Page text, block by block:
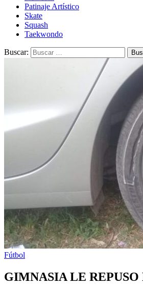
Patinaje Artístico
Skate
Squash
Taekwondo
Buscar:
Fútbol
GIMNASIA LE